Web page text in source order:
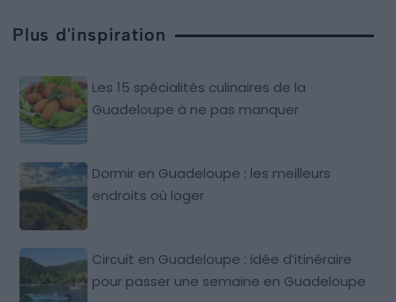
Plus d'inspiration
Les 15 spécialités culinaires de la
Guadeloupe à ne pas manquer
Dormir en Guadeloupe : les meilleurs
endroits où loger
Circuit en Guadeloupe : idée d’itinéraire
pour passer une semaine en Guadeloupe